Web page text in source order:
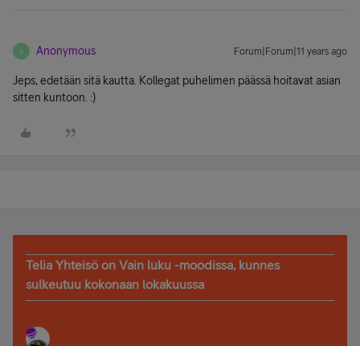
A Anonymous Forum|Forum|11 years ago
Jeps, edetään sitä kautta. Kollegat puhelimen päässä hoitavat asian
sitten kuntoon. :)
Telia Yhteisö on Vain luku -moodissa, kunnes
sulkeutuu kokonaan lokakuussa